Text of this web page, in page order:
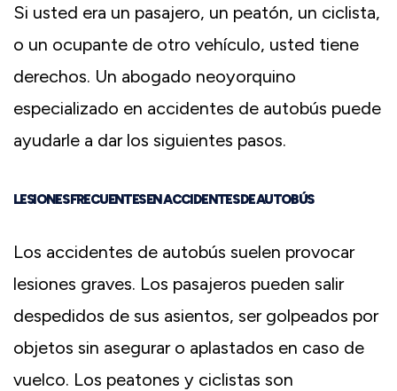
Si usted era un pasajero, un peatón, un ciclista,
o un ocupante de otro vehículo, usted tiene
derechos. Un abogado neoyorquino
especializado en accidentes de autobús puede
ayudarle a dar los siguientes pasos.
LESIONES FRECUENTES EN ACCIDENTES DE AUTOBÚS
Los accidentes de autobús suelen provocar
lesiones graves. Los pasajeros pueden salir
despedidos de sus asientos, ser golpeados por
objetos sin asegurar o aplastados en caso de
vuelco. Los peatones y ciclistas son